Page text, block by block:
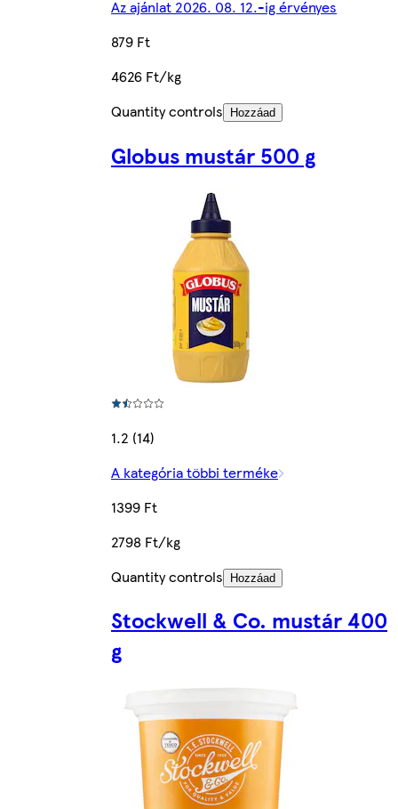
Az ajánlat 2026. 08. 12.-ig érvényes
879 Ft
4626 Ft/kg
Quantity controls
Hozzáad
Globus mustár 500 g
1.2 (14)
A kategória többi terméke
1399 Ft
2798 Ft/kg
Quantity controls
Hozzáad
Stockwell & Co. mustár 400
g